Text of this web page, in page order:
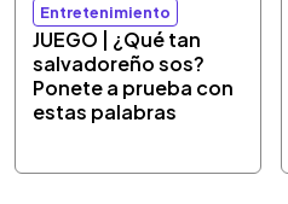
Entretenimiento
JUEGO | ¿Qué tan
salvadoreño sos?
Ponete a prueba con
estas palabras